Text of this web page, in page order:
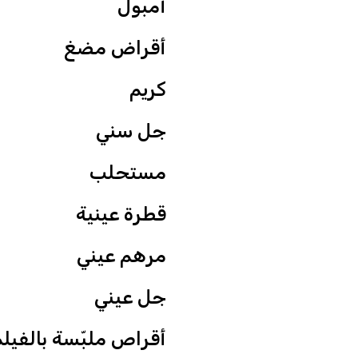
أمبول
أقراض مضغ
كريم
جل سني
مستحلب
قطرة عينية
مرهم عيني
جل عيني
أقراص ملبّسة